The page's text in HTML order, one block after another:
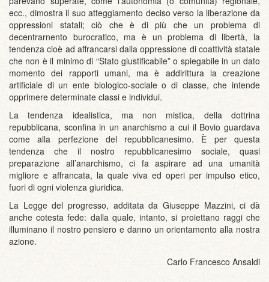
ecc., dimostra il suo atteggiamento deciso verso la liberazione da
oppressioni statali; ciò che è di più che un problema di
decentrarnento burocratico, ma è un problema di libertà, la
tendenza cioè ad affrancarsi dalla oppressione di coattività statale
che non è il minimo di “Stato giustificabile” o spiegabile in un dato
momento dei rapporti umani, ma è addirittura la creazione
artificiale di un ente biologico-sociale o di classe, che intende
opprimere determinate classi e individui.
La tendenza idealistica, ma non mistica, della dottrina
repubblicana, sconfina in un anarchismo a cui il Bovio guardava
come alla perfezione del repubblicanesimo. È per questa
tendenza che il nostro repubblicanesimo sociale, quasi
preparazione all’anarchismo, ci fa aspirare ad una umanità
migliore e affrancata, la quale viva ed operi per impulso etico,
fuori di ogni violenza giuridica.
La Legge del progresso, additata da Giuseppe Mazzini, ci dà
anche cotesta fede: dalla quale, intanto, si proiettano raggi che
illuminano il nostro pensiero e danno un orientamento alla nostra
azione.
Carlo Francesco Ansaldi